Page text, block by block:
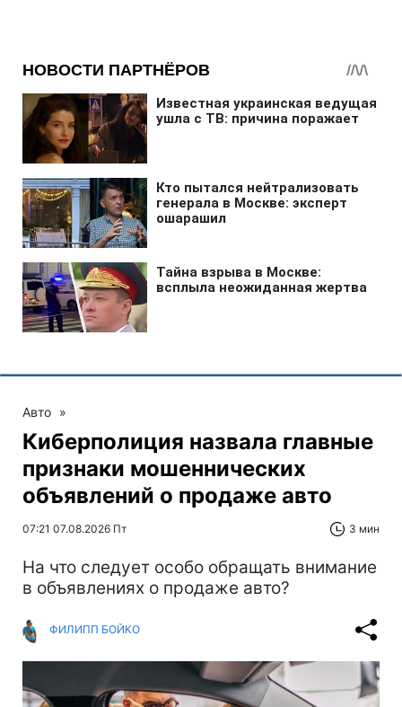
Авто »
Киберполиция назвала главные
признаки мошеннических
объявлений о продаже авто
07:21 07.08.2026 Пт 3 мин
На что следует особо обращать внимание
в объявлениях о продаже авто?
ФИЛИПП БОЙКО